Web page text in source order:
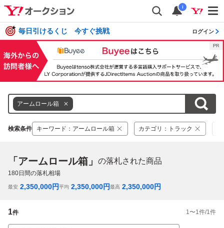
i
毎日引けるくじ 今すぐ挑戦 ログイン
アームロール箱
検索条件 キーワード ： アームロール箱 カテゴリ ： トラック
「アームロール箱」 の落札された商品
180日間の落札相場
最安 2,350,000円平均 2,350,000円最高 2,350,000円
1件 1 〜1 件/1 件